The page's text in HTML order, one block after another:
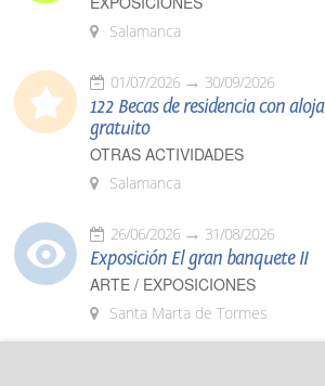
Salamanca
01/07/2026 30/09/2026
122 Becas de residencia con
gratuito
OTRAS ACTIVIDADES
Salamanca
26/06/2026 31/08/2026
Exposición El gran banquete II
ARTE / EXPOSICIONES
Santa Marta de Tormes